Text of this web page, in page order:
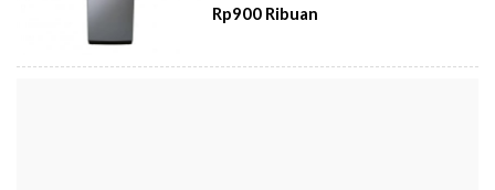
Rp900 Ribuan